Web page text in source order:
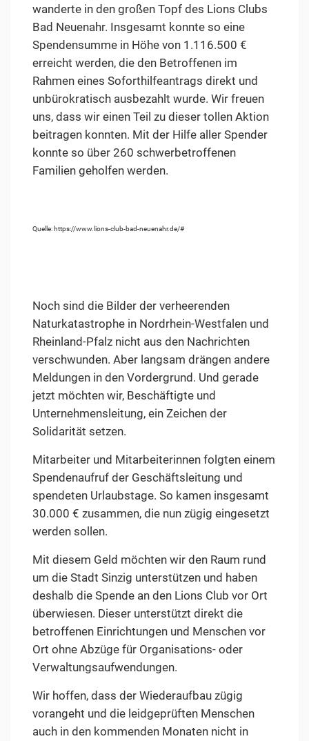
wanderte in den großen Topf des Lions Clubs
Bad Neuenahr. Insgesamt konnte so eine
Spendensumme in Höhe von 1.116.500 €
erreicht werden, die den Betroffenen im
Rahmen eines Soforthilfeantrags direkt und
unbürokratisch ausbezahlt wurde. Wir freuen
uns, dass wir einen Teil zu dieser tollen Aktion
beitragen konnten. Mit der Hilfe aller Spender
konnte so über 260 schwerbetroffenen
Familien geholfen werden.
Quelle: https://www.lions-club-bad-neuenahr.de/#
Noch sind die Bilder der verheerenden
Naturkatastrophe in Nordrhein-Westfalen und
Rheinland-Pfalz nicht aus den Nachrichten
verschwunden. Aber langsam drängen andere
Meldungen in den Vordergrund. Und gerade
jetzt möchten wir, Beschäftigte und
Unternehmensleitung, ein Zeichen der
Solidarität setzen.
Mitarbeiter und Mitarbeiterinnen folgten einem
Spendenaufruf der Geschäftsleitung und
spendeten Urlaubstage. So kamen insgesamt
30.000 € zusammen, die nun zügig eingesetzt
werden sollen.
Mit diesem Geld möchten wir den Raum rund
um die Stadt Sinzig unterstützen und haben
deshalb die Spende an den Lions Club vor Ort
überwiesen. Dieser unterstützt direkt die
betroffenen Einrichtungen und Menschen vor
Ort ohne Abzüge für Organisations- oder
Verwaltungsaufwendungen.
Wir hoffen, dass der Wiederaufbau zügig
vorangeht und die leidgeprüften Menschen
auch in den kommenden Monaten nicht in